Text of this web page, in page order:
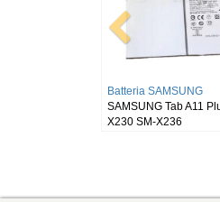
Batteria BLACKVIEW
Blackview DK111